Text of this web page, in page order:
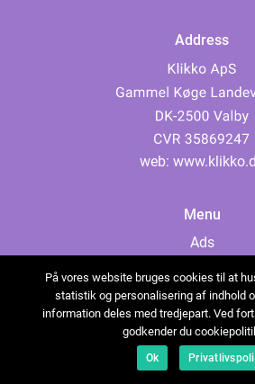
Address
web:
Menu
Ads
Cookies
Contact
Sitemap
På vores website bruges cookies til at
statistik og personalisering af indhold
information deles med tredjepart. Ved
godkender du
Ok